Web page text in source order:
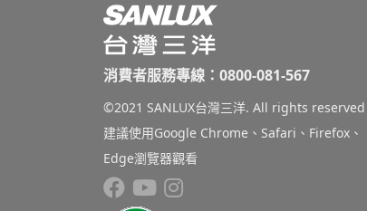
消費者服務專線：0800-081-567
©2021 SANLUX台灣三洋. All rights reserved
建議使用Google Chrome、Safari、Firefox、
Edge瀏覽器觀看